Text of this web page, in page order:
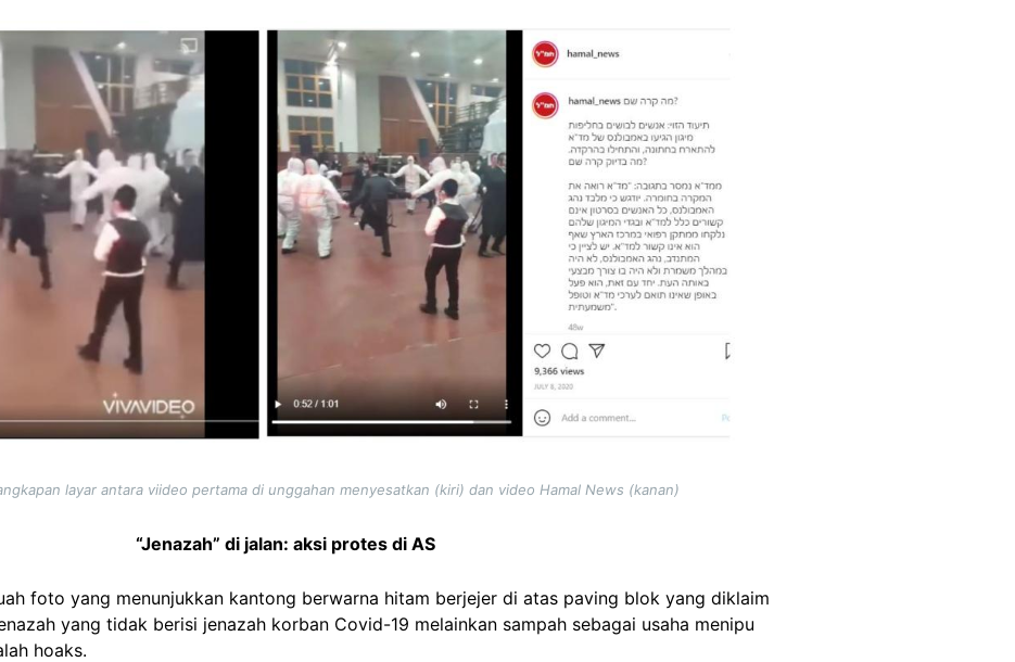
layar antara viideo pertama di unggahan menyesatkan (kiri) dan video Hamal News (kanan)
“Jenazah” di jalan: aksi protes di AS
foto yang menunjukkan kantong berwarna hitam berjejer di atas paving blok yang diklaim
yang tidak berisi jenazah korban Covid-19 melainkan sampah sebagai usaha menipu
hoaks.